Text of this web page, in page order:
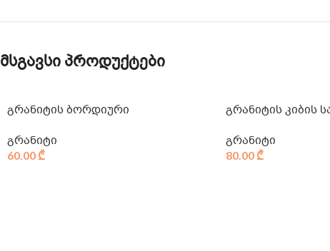
მსგავსი პროდუქტები
გრანიტის ბორდიური
გრანიტი
60.00 ₾
გრანიტის კიბის
გრანიტი
80.00 ₾